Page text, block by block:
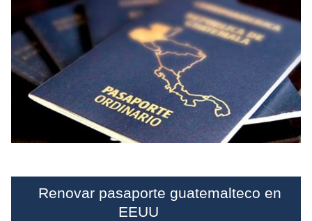
Renovar pasaporte guatemalteco en
EEUU